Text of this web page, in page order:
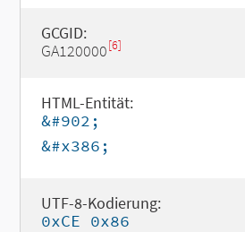
GCGID:
GA120000[6]
HTML-Entität:
&#902;
&#x386;
UTF-8-Kodierung:
0xCE 0x86